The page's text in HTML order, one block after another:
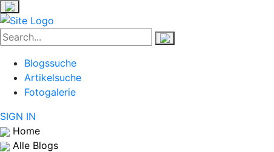
Blogssuche
Artikelsuche
Fotogalerie
SIGN IN
Home
Alle Blogs